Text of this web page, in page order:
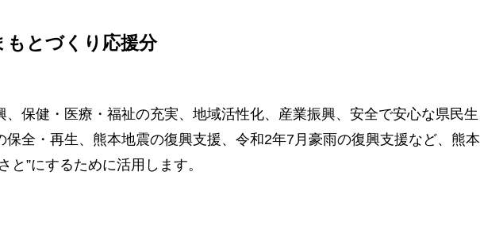
もとづくり応援分
、保健・医療・福祉の充実、地域活性化、産業振興、安全で安心な県民生
保全・再生、熊本地震の復興支援、令和2年7月豪雨の復興支援など、熊本
と”にするために活用します。